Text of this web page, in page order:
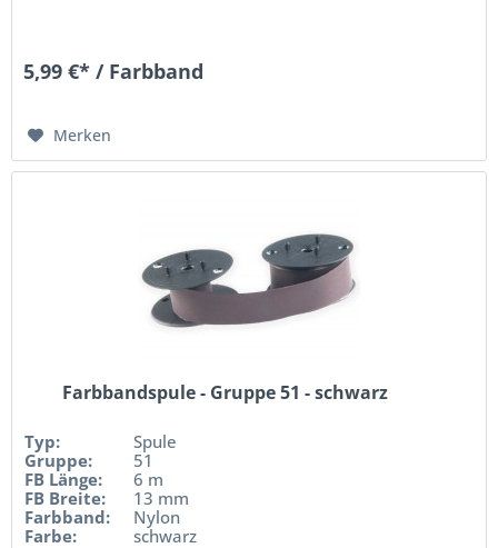
5,99 €* / Farbband
Merken
Farbbandspule - Gruppe 51 - schwarz
Typ:
Spule
Gruppe:
51
FB Länge:
6 m
FB Breite:
13 mm
Farbband:
Nylon
Farbe:
schwarz